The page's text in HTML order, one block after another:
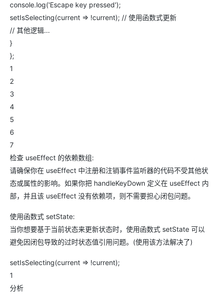
console.log('Escape key pressed');
setIsSelecting(current => !current); // 使用函数式更新
// 其他逻辑...
}
};
1
2
3
4
5
6
7
检查 useEffect 的依赖数组:
请确保你在 useEffect 中注册和注销事件监听器的代码不受其他状
态或属性的影响。如果你把 handleKeyDown 定义在 useEffect 内
部，并且该 useEffect 没有依赖项，则不需要担心闭包问题。
使用函数式 setState:
当你想要基于当前状态来更新状态时，使用函数式 setState 可以
避免因闭包导致的过时状态值引用问题。(使用该方法解决了)
setIsSelecting(current => !current);
1
分析